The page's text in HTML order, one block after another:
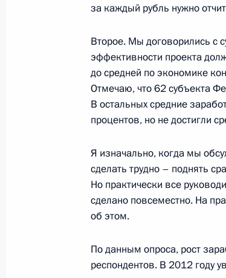
26 февраля 2013 года, 21:30
Рабочая встреча с
Ольгой Голодец
20 февраля 2013 года, 17:00
Совещание по
образования
7 ноября 2012 года, 18:00
Рабочая встреча с
Ольгой Голодец
за каждый рубль нужно
Второе. Мы договорились с
эффективности проекта
до средней по экономике
Отмечаю, что 62 субъекта
В остальных средние
процентов, но не достигли
Я изначально, когда мы
сделать трудно – поднять
Но практически все
сделано повсеместно. На
об этом.
По данным опроса, рост
респондентов. В 2012 году